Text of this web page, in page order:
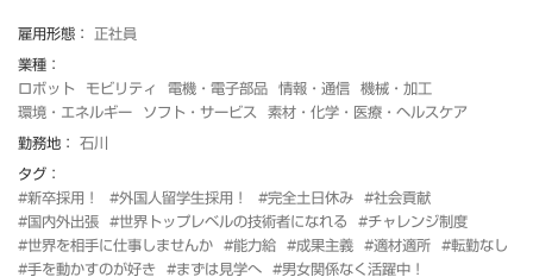
雇用形態： 正社員
業種：
ロボット
モビリティ 電機・電子部品 情報・通信
機械・加工
環境・エネルギー
ソフト・サービス 素材・化学・医療・ヘルスケア
勤務地： 石川
タグ：
#新卒採用！
#外国人留学生採用！ #完全土日休み
#社会貢献
#国内外出張
#世界トップレベルの技術者になれる
#チャレンジ制度
#世界を相手に仕事しませんか
#能力給 #成果主義 #適材適所
#転勤なし
#手を動かすのが好き
#まずは見学へ
#男女関係なく活躍中！